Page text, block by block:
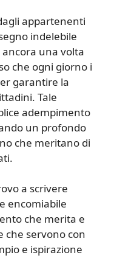
appartenenti
indelebile
una volta
che ogni giorno i
garantire la
Tale
adempimento
un profondo
che meritano di
a scrivere
encomiabile
che merita e
che servono con
e ispirazione